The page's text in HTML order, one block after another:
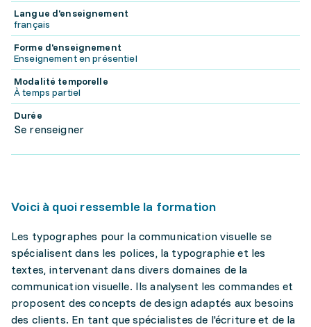
Langue d'enseignement
français
Forme d'enseignement
Enseignement en présentiel
Modalité temporelle
À temps partiel
Durée
Se renseigner
Voici à quoi ressemble la formation
Les typographes pour la communication visuelle se
spécialisent dans les polices, la typographie et les
textes, intervenant dans divers domaines de la
communication visuelle. Ils analysent les commandes et
proposent des concepts de design adaptés aux besoins
des clients. En tant que spécialistes de l'écriture et de la